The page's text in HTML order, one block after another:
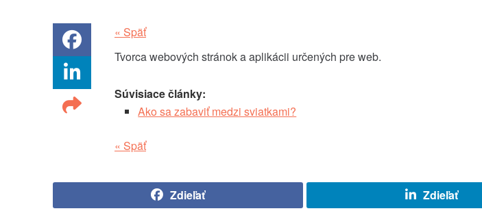
« Späť
Tvorca webových stránok a aplikácii určených pre web.
Súvisiace články:
Ako sa zabaviť medzi sviatkami?
« Späť
Zdieľať Zdieľať